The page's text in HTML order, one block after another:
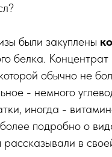
были закуплены
белка.
обычно не
- немного
иногда -
подробно о
в